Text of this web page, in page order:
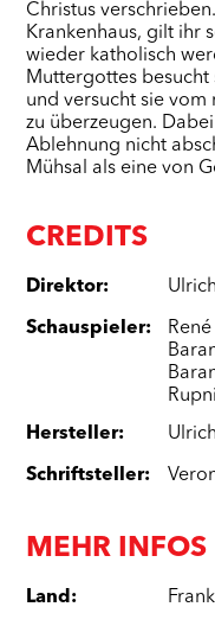
Christus
Krankenhaus, gilt ihr
wieder katholisch
Muttergottes besucht
und versucht sie
zu überzeugen.
Ablehnung nicht
Mühsal als eine von
CREDITS
Direktor:
Schauspieler:
Hersteller:
Schriftsteller:
MEHR INFOS
Land: